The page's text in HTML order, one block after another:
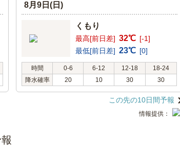
8月9日(日)
くもり
最高[前日差] 32℃ [-1]
最低[前日差] 23℃ [0]
時間 0-6 6-12 12-18
18-24
降水確率
20 10 30 30
この先の10日間予報
情報提供：